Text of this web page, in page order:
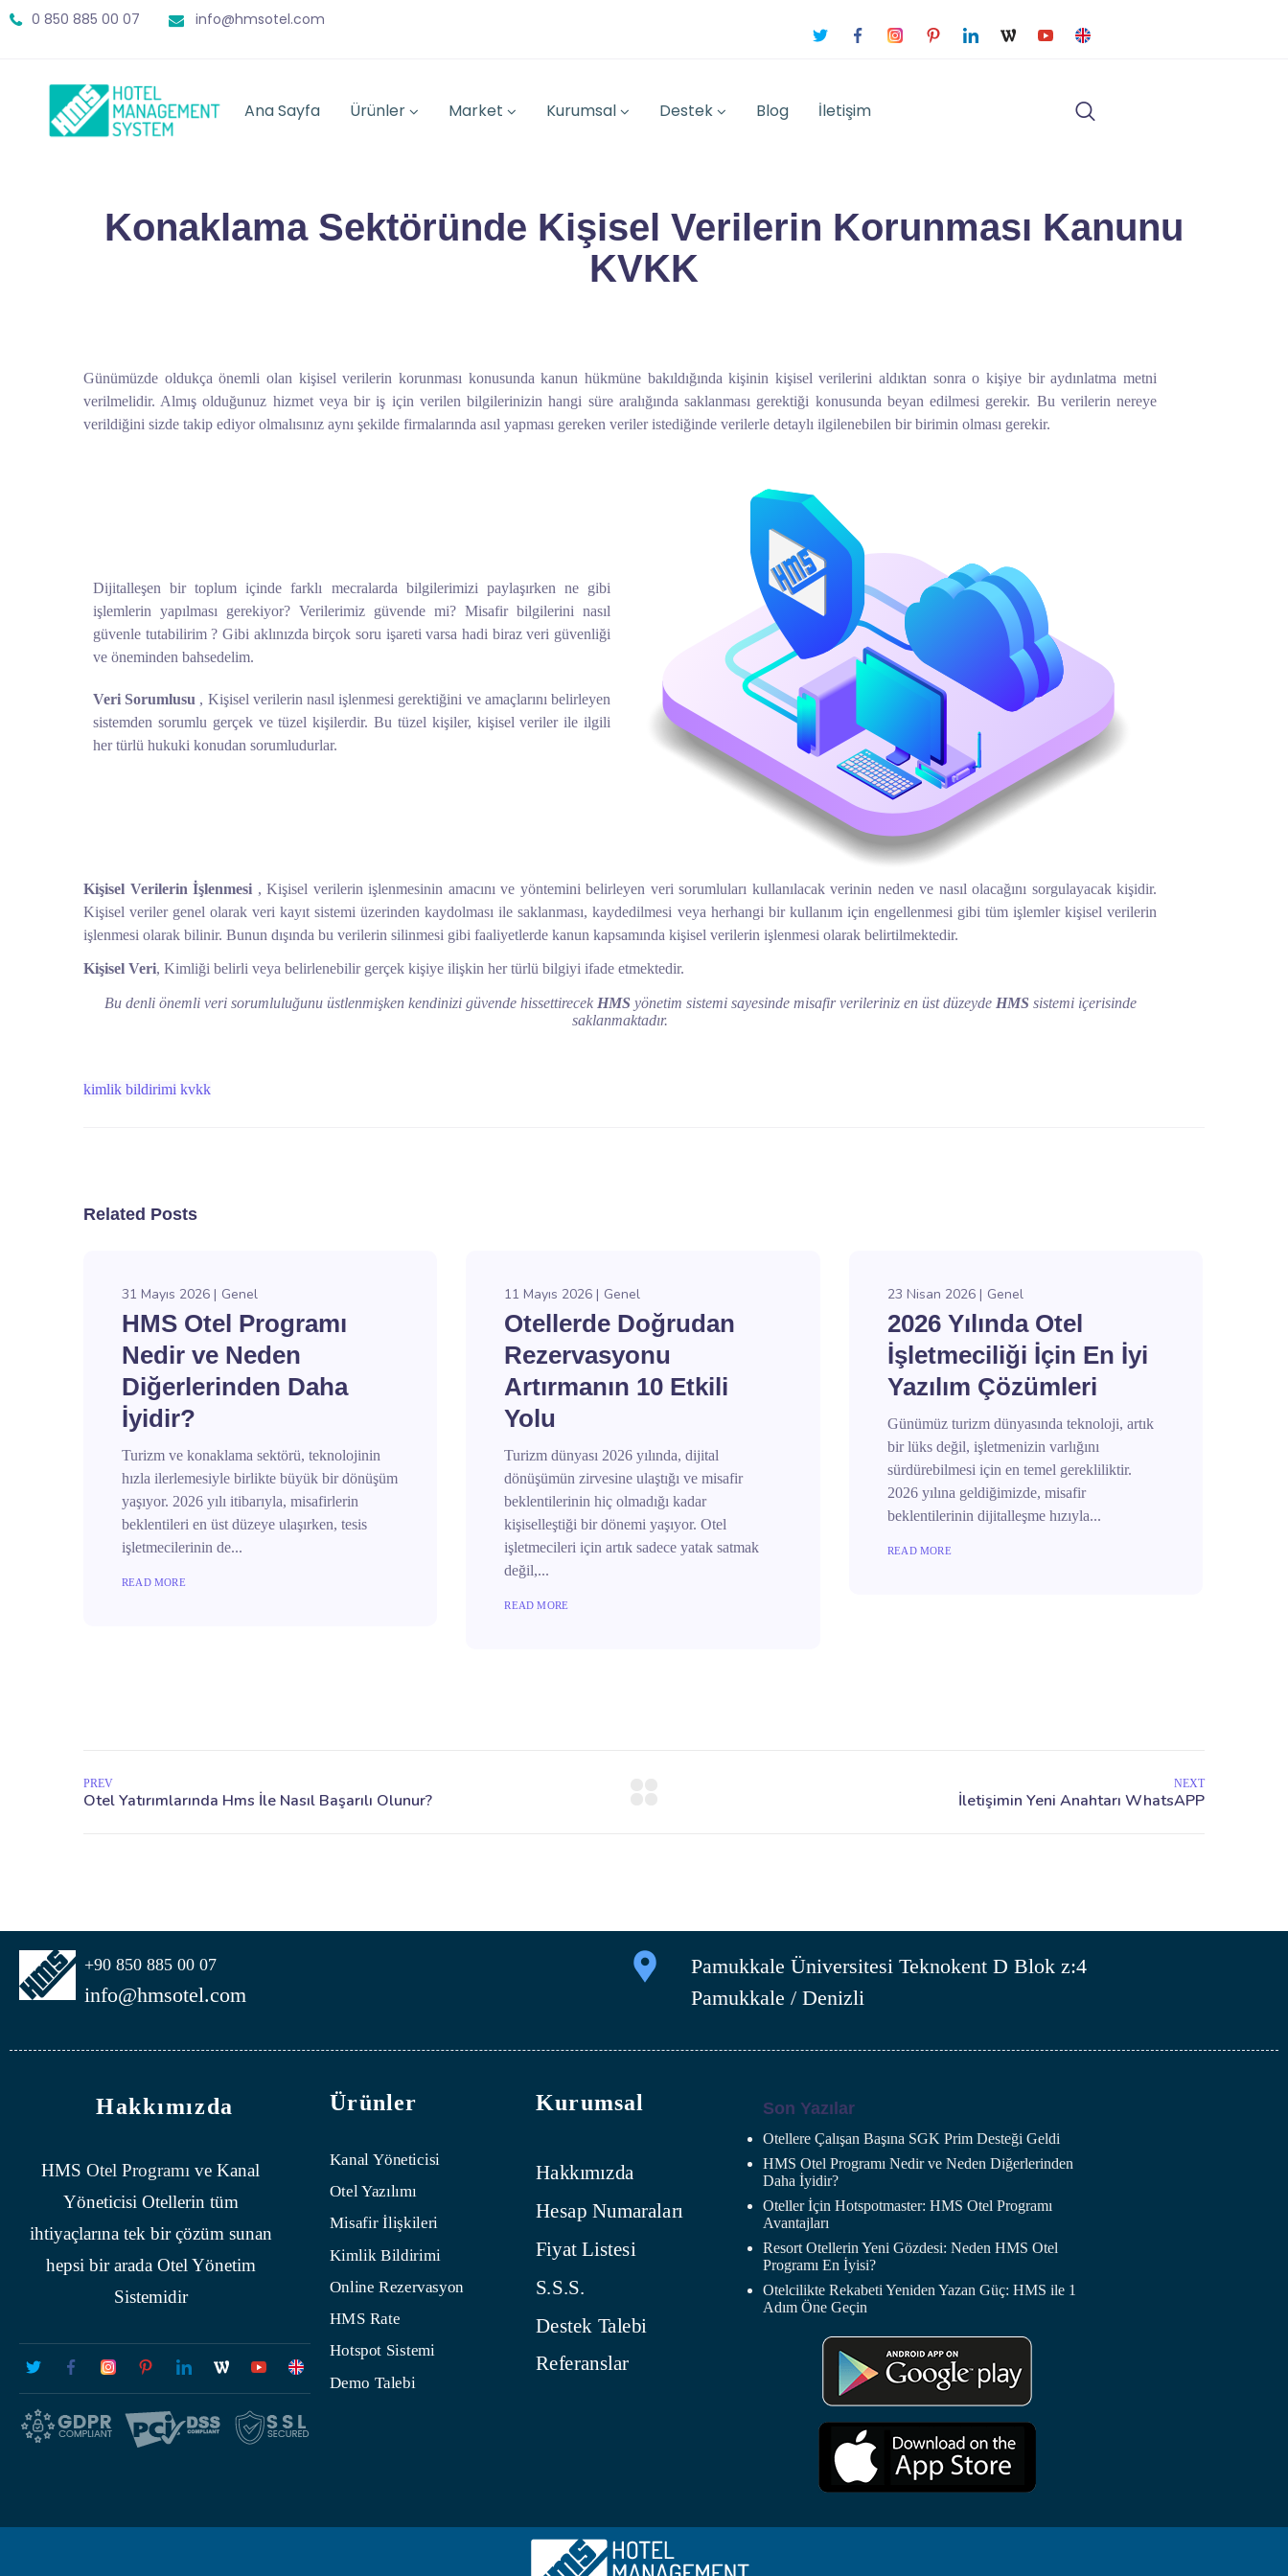
0 850 885 00 07 info@hmsotel.com
Ana Sayfa Ürünler Market Kurumsal Destek Blog İletişim
Konaklama Sektöründe Kişisel Verilerin Korunması Kanunu
KVKK
Günümüzde oldukça önemli olan kişisel verilerin korunması konusunda kanun hükmüne bakıldığında kişinin kişisel verilerini aldıktan sonra o kişiye bir aydınlatma metni
verilmelidir. Almış olduğunuz hizmet veya bir iş için verilen bilgilerinizin hangi süre aralığında saklanması gerektiği konusunda beyan edilmesi gerekir. Bu verilerin nereye
verildiğini sizde takip ediyor olmalısınız aynı şekilde firmalarında asıl yapması gereken veriler istediğinde verilerle detaylı ilgilenebilen bir birimin olması gerekir.
Dijitalleşen bir toplum içinde farklı mecralarda bilgilerimizi paylaşırken ne gibi
işlemlerin yapılması gerekiyor? Verilerimiz güvende mi? Misafir bilgilerini nasıl
güvenle tutabilirim ? Gibi aklınızda birçok soru işareti varsa hadi biraz veri güvenliği
ve öneminden bahsedelim.
Veri Sorumlusu , Kişisel verilerin nasıl işlenmesi gerektiğini ve amaçlarını belirleyen
sistemden sorumlu gerçek ve tüzel kişilerdir. Bu tüzel kişiler, kişisel veriler ile ilgili
her türlü hukuki konudan sorumludurlar.
Kişisel Verilerin İşlenmesi , Kişisel verilerin işlenmesinin amacını ve yöntemini belirleyen veri sorumluları kullanılacak verinin neden ve nasıl olacağını sorgulayacak kişidir.
Kişisel veriler genel olarak veri kayıt sistemi üzerinden kaydolması ile saklanması, kaydedilmesi veya herhangi bir kullanım için engellenmesi gibi tüm işlemler kişisel verilerin
işlenmesi olarak bilinir. Bunun dışında bu verilerin silinmesi gibi faaliyetlerde kanun kapsamında kişisel verilerin işlenmesi olarak belirtilmektedir.
Kişisel Veri, Kimliği belirli veya belirlenebilir gerçek kişiye ilişkin her türlü bilgiyi ifade etmektedir.
Bu denli önemli veri sorumluluğunu üstlenmişken kendinizi güvende hissettirecek HMS yönetim sistemi sayesinde misafir verileriniz en üst düzeyde HMS sistemi içerisinde
saklanmaktadır.
kimlik bildirimi kvkk
Related Posts
31 Mayıs 2026 Genel
HMS Otel Programı
Nedir ve Neden
Diğerlerinden Daha
İyidir?
Turizm ve konaklama sektörü, teknolojinin
hızla ilerlemesiyle birlikte büyük bir dönüşüm
yaşıyor. 2026 yılı itibarıyla, misafirlerin
beklentileri en üst düzeye ulaşırken, tesis
işletmecilerinin de...
READ MORE
11 Mayıs 2026 Genel
Otellerde Doğrudan
Rezervasyonu
Artırmanın 10 Etkili
Yolu
Turizm dünyası 2026 yılında, dijital
dönüşümün zirvesine ulaştığı ve misafir
beklentilerinin hiç olmadığı kadar
kişiselleştiği bir dönemi yaşıyor. Otel
işletmecileri için artık sadece yatak satmak
değil,...
READ MORE
23 Nisan 2026 Genel
2026 Yılında Otel
İşletmeciliği İçin En İyi
Yazılım Çözümleri
Günümüz turizm dünyasında teknoloji, artık
bir lüks değil, işletmenizin varlığını
sürdürebilmesi için en temel gerekliliktir.
2026 yılına geldiğimizde, misafir
beklentilerinin dijitalleşme hızıyla...
READ MORE
PREV NEXT
+90 850 885 00 07
info@hmsotel.com
Pamukkale Üniversitesi Teknokent D Blok z:4
Pamukkale / Denizli
Hakkımızda
HMSOtel Programı ve Kanal
Yöneticisi Otellerin tüm
ihtiyaçlarına tek bir çözüm sunan
hepsi bir arada Otel Yönetim
Sistemidir
Ürünler
Kanal Yöneticisi
Otel Yazılımı
Misafir İlişkileri
Kimlik Bildirimi
Online Rezervasyon
HMS Rate
Hotspot Sistemi
Demo Talebi
Kurumsal
Hakkımızda
Hesap Numaraları
Fiyat Listesi
S.S.S.
Destek Talebi
Referanslar
Son Yazılar
Otellere Çalışan Başına SGK Prim Desteği Geldi
HMS Otel Programı Nedir ve Neden Diğerlerinden
Daha İyidir?
Oteller İçin Hotspotmaster: HMS Otel Programı
Avantajları
Resort Otellerin Yeni Gözdesi: Neden HMS Otel
Programı En İyisi?
Otelcilikte Rekabeti Yeniden Yazan Güç: HMS ile 1
Adım Öne Geçin